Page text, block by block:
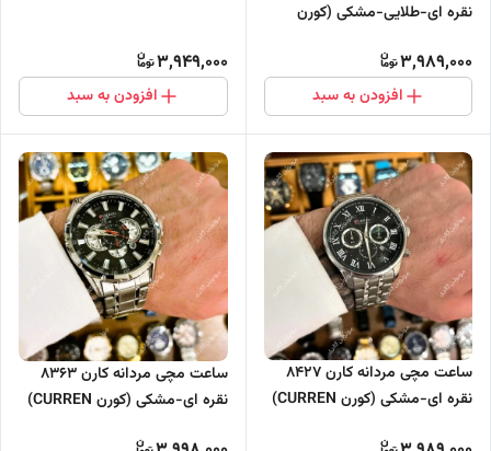
نقره ای-طلایی-مشکی (کورن
3,989,000
افزودن به سبد
3,949,000
افزودن به سبد
ساعت مچی مردانه کارن 8427
نقره ای-مشکی (کورن CURREN)
ساعت مچی مردانه کارن 8363
نقره ای-مشکی (کورن CURREN)